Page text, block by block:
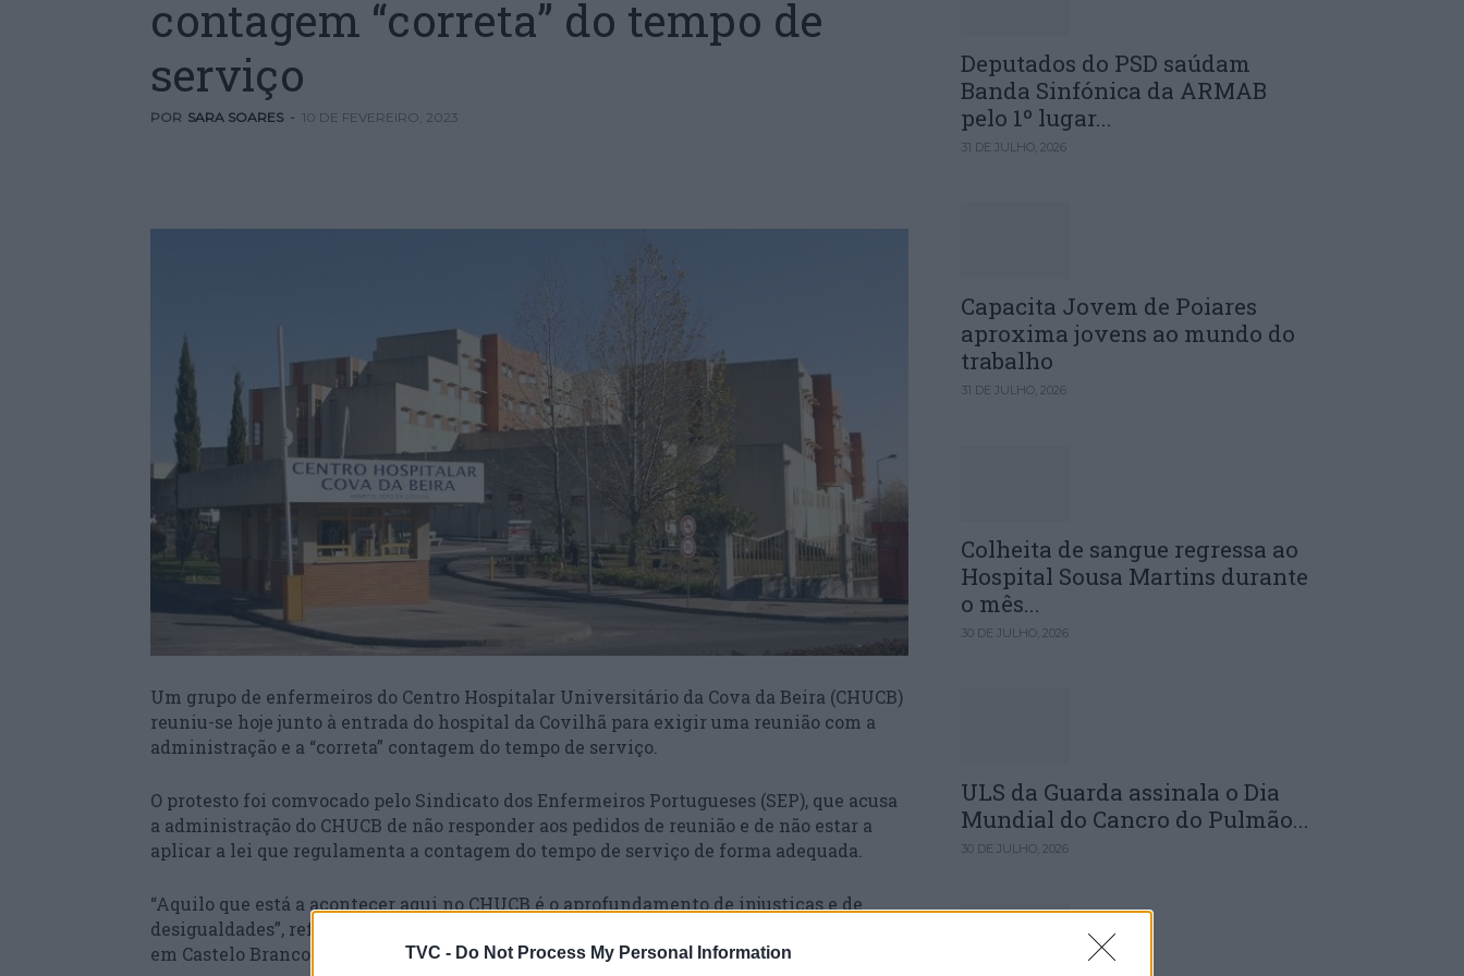
TVC - Do Not Process My Personal Information
contagem “correta” do tempo de
serviço
POR SARA SOARES - 10 DE FEVEREIRO, 2023
Um grupo de enfermeiros do Centro Hospitalar Universitário da Cova da Beira (CHUCB)
reuniu-se hoje junto à entrada do hospital da Covilhã para exigir uma reunião com a
administração e a “correta” contagem do tempo de serviço.
O protesto foi comvocado pelo Sindicato dos Enfermeiros Portugueses (SEP), que acusa
a administração do CHUCB de não responder aos pedidos de reunião e de não estar a
aplicar a lei que regulamenta a contagem do tempo de serviço de forma adequada.
“Aquilo que está a acontecer aqui no CHUCB é o aprofundamento de injustiças e de
desigualdades”, referiu em declarações aos jornalistas a coordenadora regional do SEP
em Castelo Branco, Conceição Rodrigues.
Deputados do PSD saúdam
Banda Sinfónica da ARMAB
pelo 1º lugar...
31 DE JULHO, 2026
Capacita Jovem de Poiares
aproxima jovens ao mundo do
trabalho
31 DE JULHO, 2026
Colheita de sangue regressa ao
Hospital Sousa Martins durante
o mês...
30 DE JULHO, 2026
ULS da Guarda assinala o Dia
Mundial do Cancro do Pulmão...
30 DE JULHO, 2026